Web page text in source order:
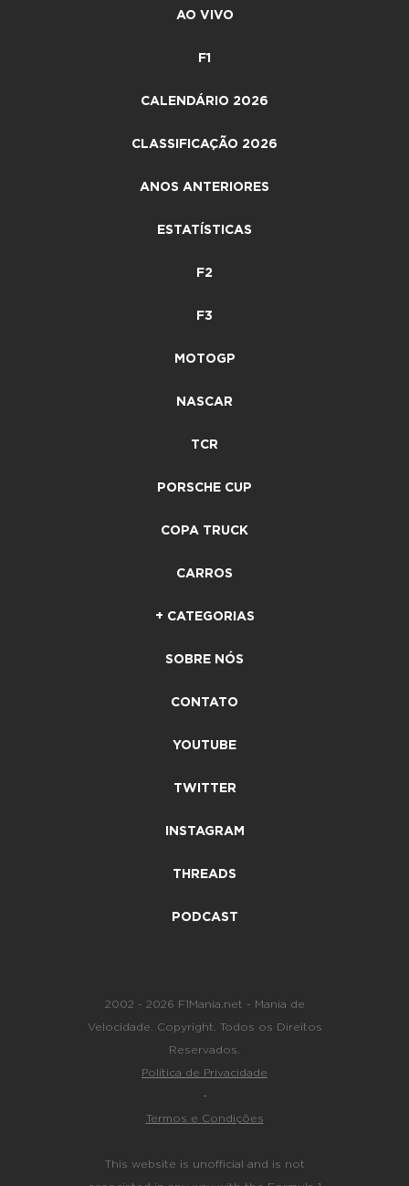
AO VIVO
F1
CALENDÁRIO 2026
CLASSIFICAÇÃO 2026
ANOS ANTERIORES
ESTATÍSTICAS
F2
F3
MOTOGP
NASCAR
TCR
PORSCHE CUP
COPA TRUCK
CARROS
+ CATEGORIAS
SOBRE NÓS
CONTATO
YOUTUBE
TWITTER
INSTAGRAM
THREADS
PODCAST
2002 - 2026 F1Mania.net - Mania de
Velocidade. Copyright. Todos os Direitos
Reservados.
Política de Privacidade
-
Termos e Condições
This website is unofficial and is not